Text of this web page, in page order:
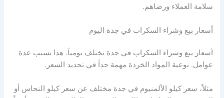
سلامة العملاء ورضاهم.
أسعار بيع وشراء السكراب في جدة اليوم
أسعار بيع وشراء السكراب في جدة تختلف يومياً. هذا بسبب عدة
عوامل. نوعية المواد الخردة مهمة جداً في تحديد السعر.
مثلاً، سعر كيلو الألمنيوم في جدة مختلف عن سعر كيلو النحاس أو